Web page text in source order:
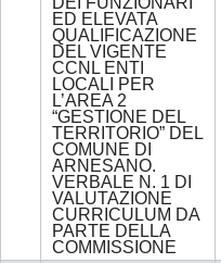
ED ELEVATA
QUALIFICAZIONE
DEL VIGENTE
CCNL ENTI
LOCALI PER
L’AREA 2
“GESTIONE DEL
TERRITORIO” DEL
COMUNE DI
ARNESANO.
VERBALE N. 1 DI
VALUTAZIONE
CURRICULUM DA
PARTE DELLA
COMMISSIONE